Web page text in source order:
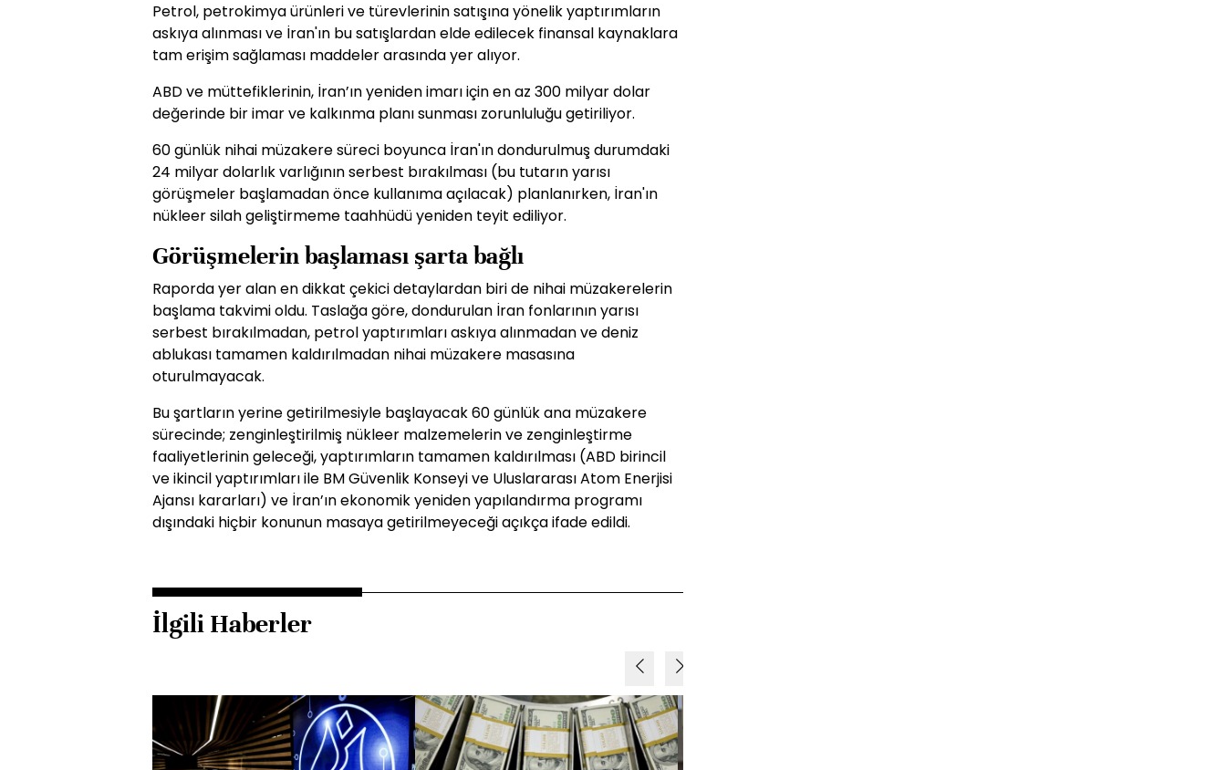
Petrol, petrokimya ürünleri ve türevlerinin satışına yönelik yaptırımların
askıya alınması ve İran'ın bu satışlardan elde edilecek finansal kaynaklara
tam erişim sağlaması maddeler arasında yer alıyor.
ABD ve müttefiklerinin, İran’ın yeniden imarı için en az 300 milyar dolar
değerinde bir imar ve kalkınma planı sunması zorunluluğu getiriliyor.
60 günlük nihai müzakere süreci boyunca İran'ın dondurulmuş durumdaki
24 milyar dolarlık varlığının serbest bırakılması (bu tutarın yarısı
görüşmeler başlamadan önce kullanıma açılacak) planlanırken, İran'ın
nükleer silah geliştirmeme taahhüdü yeniden teyit ediliyor.
Görüşmelerin başlaması şarta bağlı
Raporda yer alan en dikkat çekici detaylardan biri de nihai müzakerelerin
başlama takvimi oldu. Taslağa göre, dondurulan İran fonlarının yarısı
serbest bırakılmadan, petrol yaptırımları askıya alınmadan ve deniz
ablukası tamamen kaldırılmadan nihai müzakere masasına
oturulmayacak.
Bu şartların yerine getirilmesiyle başlayacak 60 günlük ana müzakere
sürecinde; zenginleştirilmiş nükleer malzemelerin ve zenginleştirme
faaliyetlerinin geleceği, yaptırımların tamamen kaldırılması (ABD birincil
ve ikincil yaptırımları ile BM Güvenlik Konseyi ve Uluslararası Atom Enerjisi
Ajansı kararları) ve İran’ın ekonomik yeniden yapılandırma programı
dışındaki hiçbir konunun masaya getirilmeyeceği açıkça ifade edildi.
İlgili Haberler